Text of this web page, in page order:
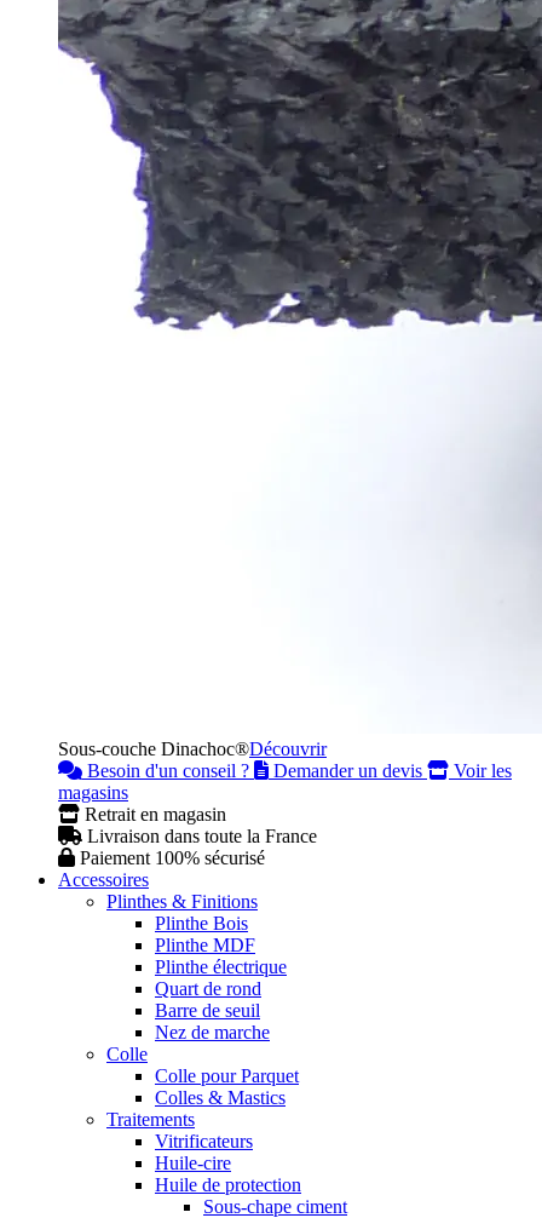
Sous-couche Dinachoc®Découvrir
Besoin d'un conseil ?
Demander un devis
Voir les
magasins
Retrait en magasin
Livraison dans toute la France
Paiement 100% sécurisé
Accessoires
Plinthes & Finitions
Plinthe Bois
Plinthe MDF
Plinthe électrique
Quart de rond
Barre de seuil
Nez de marche
Colle
Colle pour Parquet
Colles & Mastics
Traitements
Vitrificateurs
Huile-cire
Huile de protection
Sous-chape ciment